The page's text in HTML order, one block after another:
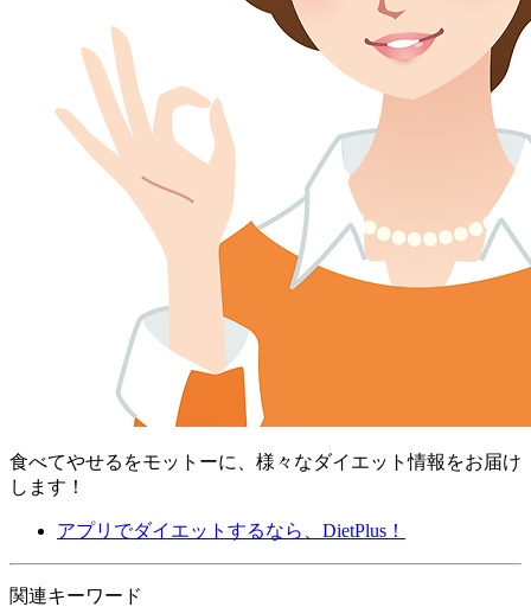
食べてやせるをモットーに、様々なダイエット情報をお届け
します！
アプリでダイエットするなら、DietPlus！
関連キーワード